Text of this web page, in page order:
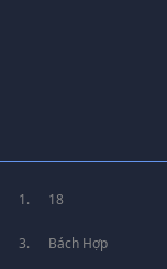
18
Bách Hợp